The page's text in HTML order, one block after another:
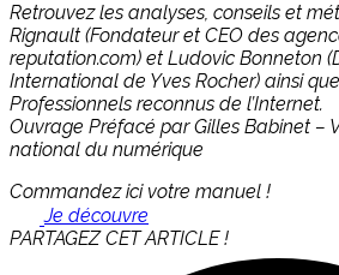
Retrouvez les analyses, conseils et
Rignault (Fondateur et CEO des
reputation.com) et Ludovic Bonneton
International de Yves Rocher) ainsi
Professionnels reconnus de l’Internet.
Ouvrage Préfacé par Gilles Babinet –
national du numérique
Commandez ici votre manuel !
Je découvre
PARTAGEZ CET ARTICLE !